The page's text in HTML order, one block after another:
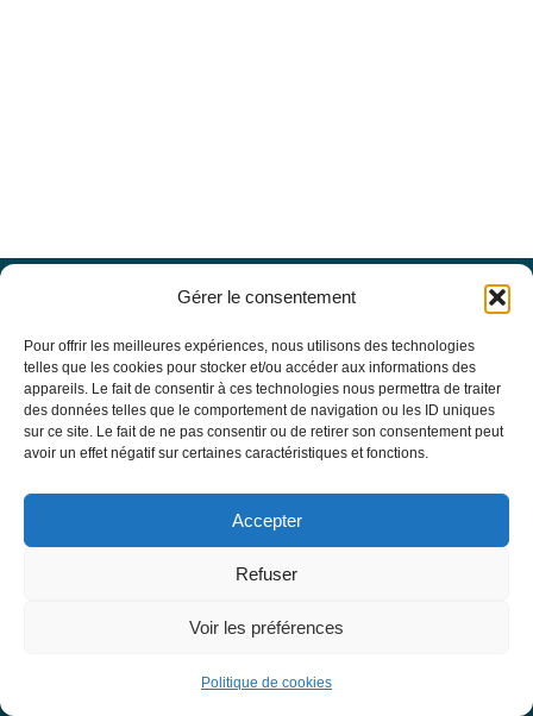
Gérer le consentement
Pour offrir les meilleures expériences, nous utilisons des technologies
telles que les cookies pour stocker et/ou accéder aux informations des
appareils. Le fait de consentir à ces technologies nous permettra de traiter
des données telles que le comportement de navigation ou les ID uniques
sur ce site. Le fait de ne pas consentir ou de retirer son consentement peut
avoir un effet négatif sur certaines caractéristiques et fonctions.
Accepter
Refuser
Voir les préférences
Politique de cookies
Actualités
Agenda
Missions du site
Mentions légales
Conditions générales d’utilisation
Base de données EBMT Registry